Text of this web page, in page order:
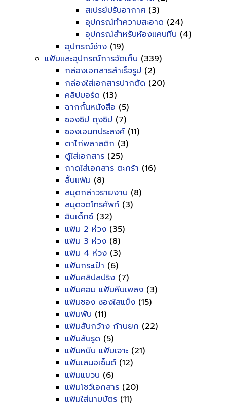
สเปรย์ปรับอากาศ (3)
อุปกรณ์ทำความสะอาด (24)
อุปกรณ์สำหรับห้องแคนทีน (4)
อุปกรณ์ช่าง (19)
แฟ้มและอุปกรณ์การจัดเก็บ (339)
กล่องเอกสารสำเร็จรูป (2)
กล่องใส่เอกสารปากตัด (20)
คลิปบอร์ด (13)
ฉากกั้นหนังสือ (5)
ซองซิป ถุงซิป (7)
ซองเอนกประสงค์ (11)
ตาไก่พลาสติก (3)
ตู้ใส่เอกสาร (25)
ถาดใส่เอกสาร ตะกร้า (16)
ลิ้นแฟ้ม (8)
สมุดกล่าวรายงาน (8)
สมุดจดโทรศัพท์ (3)
อินเด็กซ์ (32)
แฟ้ม 2 ห่วง (35)
แฟ้ม 3 ห่วง (8)
แฟ้ม 4 ห่วง (3)
แฟ้มกระเป๋า (6)
แฟ้มคลิปสปริง (7)
แฟ้มคอม แฟ้มหีบเพลง (3)
แฟ้มซอง ซองใสแข็ง (15)
แฟ้มพับ (11)
แฟ้มสันกว้าง ก้านยก (22)
แฟ้มสันรูด (5)
แฟ้มหนีบ แฟ้มเจาะ (21)
แฟ้มเสนอเซ็นต์ (12)
แฟ้มแขวน (6)
แฟ้มโชว์เอกสาร (20)
แฟ้มใส่นามบัตร (11)